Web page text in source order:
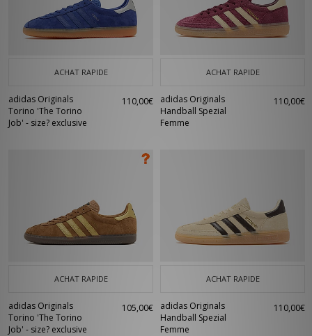
ACHAT RAPIDE
adidas Originals
Torino 'The Torino
Job' - size? exclusive
110,00€
ACHAT RAPIDE
adidas Originals
Handball Spezial
Femme
110,00€
ACHAT RAPIDE
adidas Originals
Torino 'The Torino
Job' - size? exclusive
105,00€
ACHAT RAPIDE
adidas Originals
Handball Spezial
Femme
110,00€